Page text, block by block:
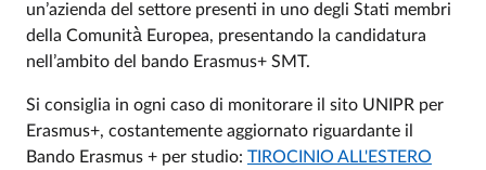
un’azienda del settore presenti in uno degli Stati membri
della Comunità̀ Europea, presentando la candidatura
nell’ambito del bando Erasmus+ SMT.
Si consiglia in ogni caso di monitorare il sito UNIPR per
Erasmus+, costantemente aggiornato riguardante il
Bando Erasmus + per studio: TIROCINIO ALL'ESTERO